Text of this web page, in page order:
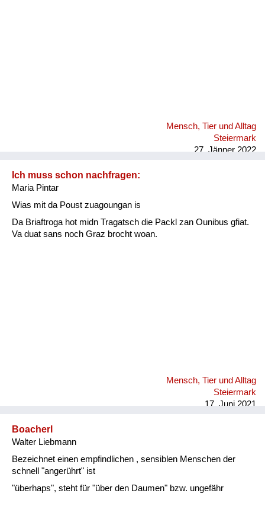
Mensch, Tier und Alltag
Steiermark
27. Jänner 2022
Ich muss schon nachfragen:
Maria Pintar
Wias mit da Poust zuagoungan is
Da Briaftroga hot midn Tragatsch die Packl zan Ounibus gfiat.
Va duat sans noch Graz brocht woan.
Mensch, Tier und Alltag
Steiermark
17. Juni 2021
Boacherl
Walter Liebmann
Bezeichnet einen empfindlichen , sensiblen Menschen der
schnell "angerührt" ist
"überhaps", steht für "über den Daumen" bzw. ungefähr